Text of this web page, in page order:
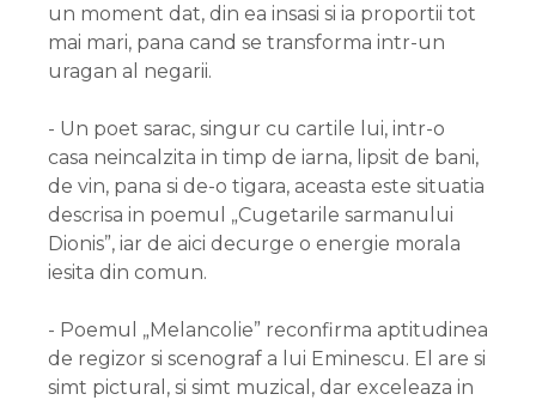
un moment dat, din ea insasi si ia proportii tot
mai mari, pana cand se transforma intr-un
uragan al negarii.
- Un poet sarac, singur cu cartile lui, intr-o
casa neincalzita in timp de iarna, lipsit de bani,
de vin, pana si de-o tigara, aceasta este situatia
descrisa in poemul „Cugetarile sarmanului
Dionis”, iar de aici decurge o energie morala
iesita din comun.
- Poemul „Melancolie” reconfirma aptitudinea
de regizor si scenograf a lui Eminescu. El are si
simt pictural, si simt muzical, dar exceleaza in